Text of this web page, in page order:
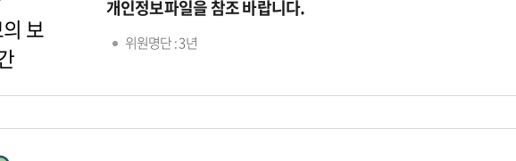
보
개인정보파일을 참조 바랍니다.
위원명단 : 3년